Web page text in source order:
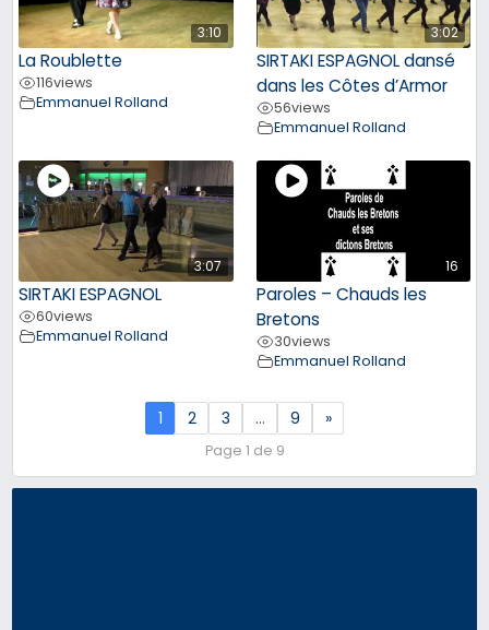
3:10
La Roublette
116views
Emmanuel Rolland
3:02
SIRTAKI ESPAGNOL dansé
dans les Côtes d’Armor
56views
Emmanuel Rolland
3:07
SIRTAKI ESPAGNOL
60views
Emmanuel Rolland
16
Paroles – Chauds les
Bretons
30views
Emmanuel Rolland
1 2 3 … 9 »
Page 1 de 9